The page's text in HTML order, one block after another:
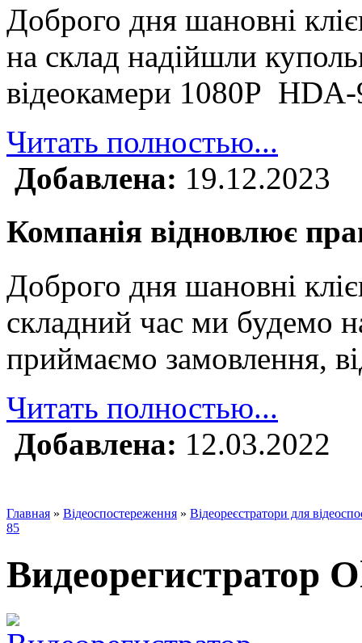
Доброго дня шановні
на склад надійшли
відеокамери 1080P
Читать полностью...
Добавлена: 19.12.2023
Компанія відновлює
Доброго дня шановні
складний час ми будемо
приймаємо замовлення,
Читать полностью...
Добавлена: 12.03.2022
Главная » Відеоспостереження » Відеореєстратори для
85
Видеорегистратор